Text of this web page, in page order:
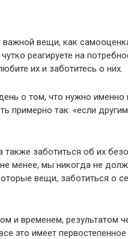
вещи, как
реагируете на
их и заботитесь о них.
о том, что нужно именно
примерно так: «если
заботиться об их
менее, мы никогда не
вещи, заботиться о
и временем, результатом
это имеет первостепенное